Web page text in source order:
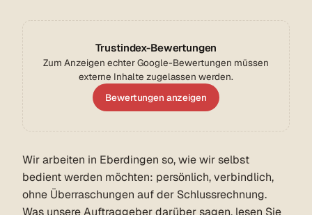
Trustindex-Bewertungen
Zum Anzeigen echter Google-Bewertungen müssen
externe Inhalte zugelassen werden.
Bewertungen anzeigen
Wir arbeiten in Eberdingen so, wie wir selbst
bedient werden möchten: persönlich, verbindlich,
ohne Überraschungen auf der Schlussrechnung.
Was unsere Auftraggeber darüber sagen, lesen Sie